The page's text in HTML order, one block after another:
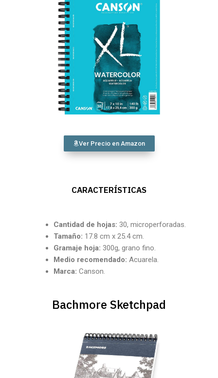
Ver Precio en Amazon
CARACTERÍSTICAS
Cantidad de hojas: 30, microperforadas.
Tamaño: 17.8 cm x 25.4 cm.
Gramaje hoja: 300g, grano fino.
Medio recomendado: Acuarela.
Marca: Canson.
Bachmore Sketchpad